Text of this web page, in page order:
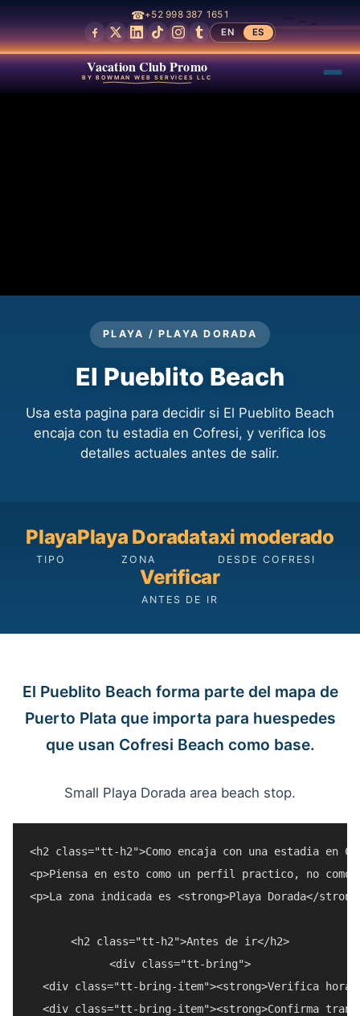
☎+52 998 387 1651
EN
ES
Vacation Club Promo
BY BOWMAN WEB SERVICES LLC
PLAYA / PLAYA DORADA
El Pueblito Beach
Usa esta pagina para decidir si El Pueblito Beach
encaja con tu estadia en Cofresi, y verifica los
detalles actuales antes de salir.
Playa
TIPO
Playa Dorada
ZONA
taxi moderado
DESDE COFRESI
Verificar
ANTES DE IR
El Pueblito Beach forma parte del mapa de
Puerto Plata que importa para huespedes
que usan Cofresi Beach como base.
Small Playa Dorada area beach stop.
<h2 class="tt-h2">Como encaja con una estadia en
<p>Piensa en esto como un perfil practico, no
<p>La zona indicada es <strong>Playa Dorada</
<h2 class="tt-h2">Antes de ir</h2>
<div class="tt-bring">
<div class="tt-bring-item"><strong>Verifica
<div class="tt-bring-item"><strong>Confirma